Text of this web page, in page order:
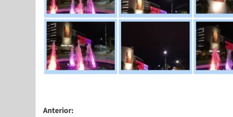
Anterior: